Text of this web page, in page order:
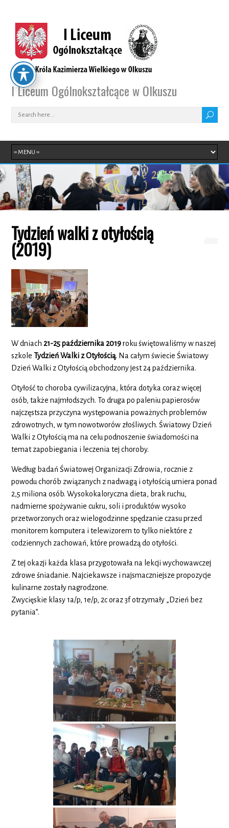
I Liceum Ogólnokształcące w Olkuszu
Tydzień walki z otyłością
(2019)
W dniach 21-25 października 2019roku świętowaliśmy w naszej
szkoleTydzień Walki z Otyłością. Na całym świecie Światowy
Dzień Walki z Otyłością obchodzony jest 24 października.
Otyłość to choroba cywilizacyjna, która dotyka coraz więcej
osób, także najmłodszych. To druga po paleniu papierosów
najczęstsza przyczyna występowania poważnych problemów
zdrowotnych, w tym nowotworów złośliwych. Światowy Dzień
Walki z Otyłością ma na celu podnoszenie świadomości na
temat zapobiegania i leczenia tej choroby.
Według badań Światowej Organizacji Zdrowia, rocznie z
powodu chorób związanych z nadwagą i otyłością umiera ponad
2,5 miliona osób. Wysokokaloryczna dieta, brak ruchu,
nadmierne spożywanie cukru, soli i produktów wysoko
przetworzonych oraz wielogodzinne spędzanie czasu przed
monitorem komputera i telewizorem to tylko niektóre z
codziennych zachowań, które prowadzą do otyłości.
Z tej okazji każda klasa przygotowała na lekcji wychowawczej
zdrowe śniadanie. Najciekawsze i najsmaczniejsze propozycje
kulinarne zostały nagrodzone.
Zwycięskie klasy 1a/p, 1e/p, 2c oraz 3f otrzymały „Dzień bez
pytania”.